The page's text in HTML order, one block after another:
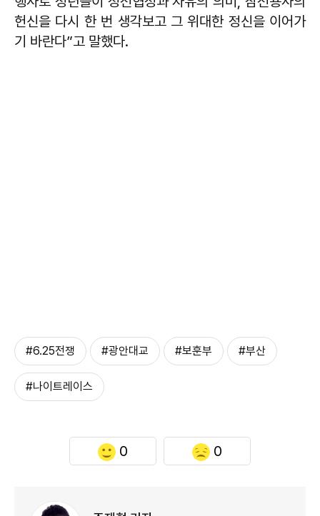
헌신을 다시 한 번 생각보고 그 위대한 정신을 이어가
기 바란다”고 말했다.
#6.25전쟁 #광안대교 #보훈부 #부산
#나이트레이스
0 0